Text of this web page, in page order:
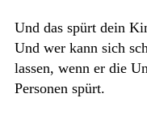
Und das spürt dein
Und wer kann sich
lassen, wenn er die
Personen spürt.